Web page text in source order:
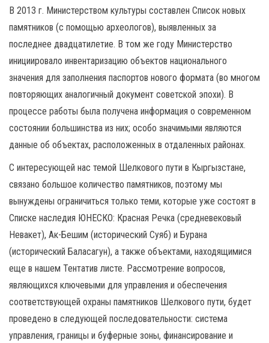
В 2013 г. Министерством культуры составлен Список новых
памятников (с помощью археологов), выявленных за
последнее двадцатилетие. В том же году Министерство
инициировало инвентаризацию объектов национального
значения для заполнения паспортов нового формата (во многом
повторяющих аналогичный документ советской эпохи). В
процессе работы была получена информация о современном
состоянии большинства из них; особо значимыми являются
данные об объектах, расположенных в отдаленных районах.
С интересующей нас темой Шелкового пути в Кыргызстане,
связано большое количество памятников, поэтому мы
вынуждены ограничиться только теми, которые уже состоят в
Списке наследия ЮНЕСКО: Красная Речка (средневековый
Невакет), Ак-Бешим (исторический Суяб) и Бурана
(исторический Баласагун), а также объектами, находящимися
еще в нашем Тентатив листе. Рассмотрение вопросов,
являющихся ключевыми для управления и обеспечения
соответствующей охраны памятников Шелкового пути, будет
проведено в следующей последовательности: система
управления, границы и буферные зоны, финансирование и